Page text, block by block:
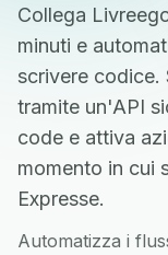
Collega
minuti e
scrivere codice.
tramite un'API
code e attiva
momento in cui
Expresse.
Automatizza i